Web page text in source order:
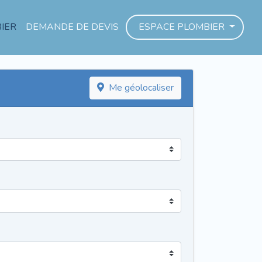
DEMANDE DE DEVIS ESPACE PLOMBIER
Me géolocaliser